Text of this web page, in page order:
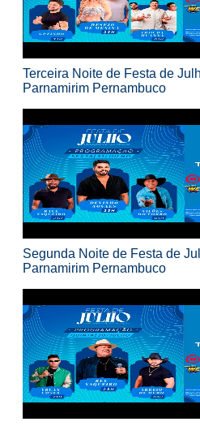
Terceira Noite de Festa de
Parnamirim Pernambuco
Segunda Noite de Festa de
Parnamirim Pernambuco